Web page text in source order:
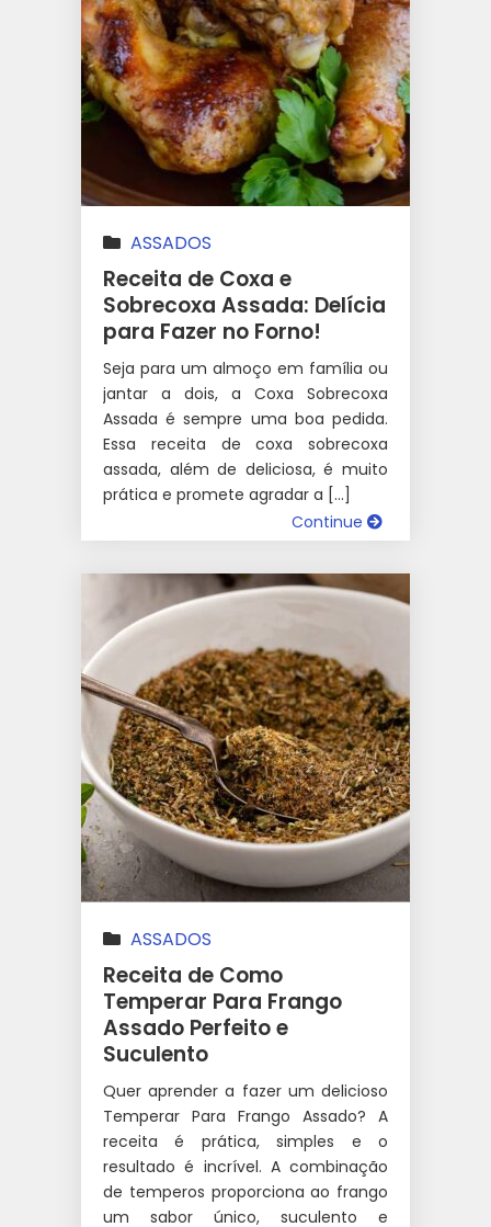
ASSADOS
Receita de Coxa e
Sobrecoxa Assada: Delícia
para Fazer no Forno!
Seja para um almoço em família ou
jantar a dois, a Coxa Sobrecoxa
Assada é sempre uma boa pedida.
Essa receita de coxa sobrecoxa
assada, além de deliciosa, é muito
prática e promete agradar a […]
Continue
ASSADOS
Receita de Como
Temperar Para Frango
Assado Perfeito e
Suculento
Quer aprender a fazer um delicioso
Temperar Para Frango Assado? A
receita é prática, simples e o
resultado é incrível. A combinação
de temperos proporciona ao frango
um sabor único, suculento e